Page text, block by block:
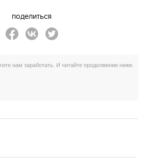
поделиться